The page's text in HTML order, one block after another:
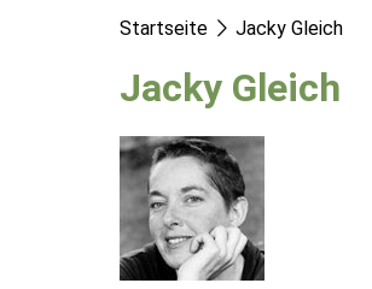
Startseite Jacky Gleich
Jacky Gleich